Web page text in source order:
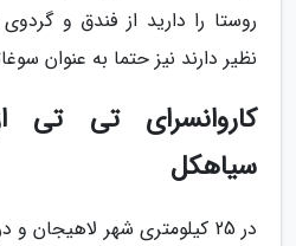
روستا را دارید از فندق و
نظیر دارند نیز حتما به عنوان
کاروانسرای تی تی
سیاهکل